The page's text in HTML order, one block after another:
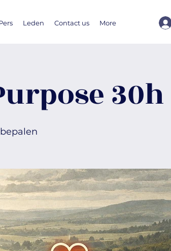
Leden Contact us More
30h